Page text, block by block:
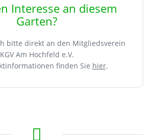
Interesse an diesem
Garten?
bitte direkt an den Mitgliedsverein
KGV Am Hochfeld e.V.
finden Sie hier.